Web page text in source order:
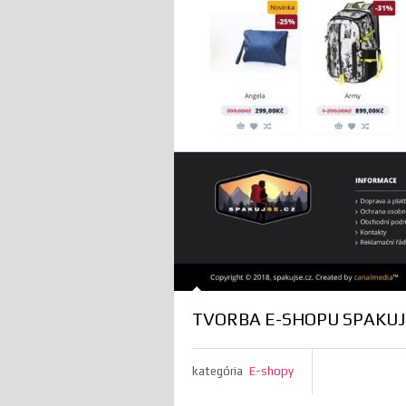
TVORBA E-SHOPU
kategória E-shopy